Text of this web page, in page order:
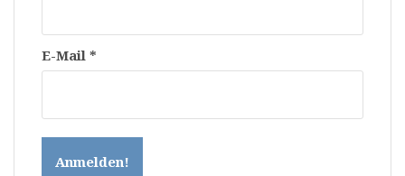
E-Mail *